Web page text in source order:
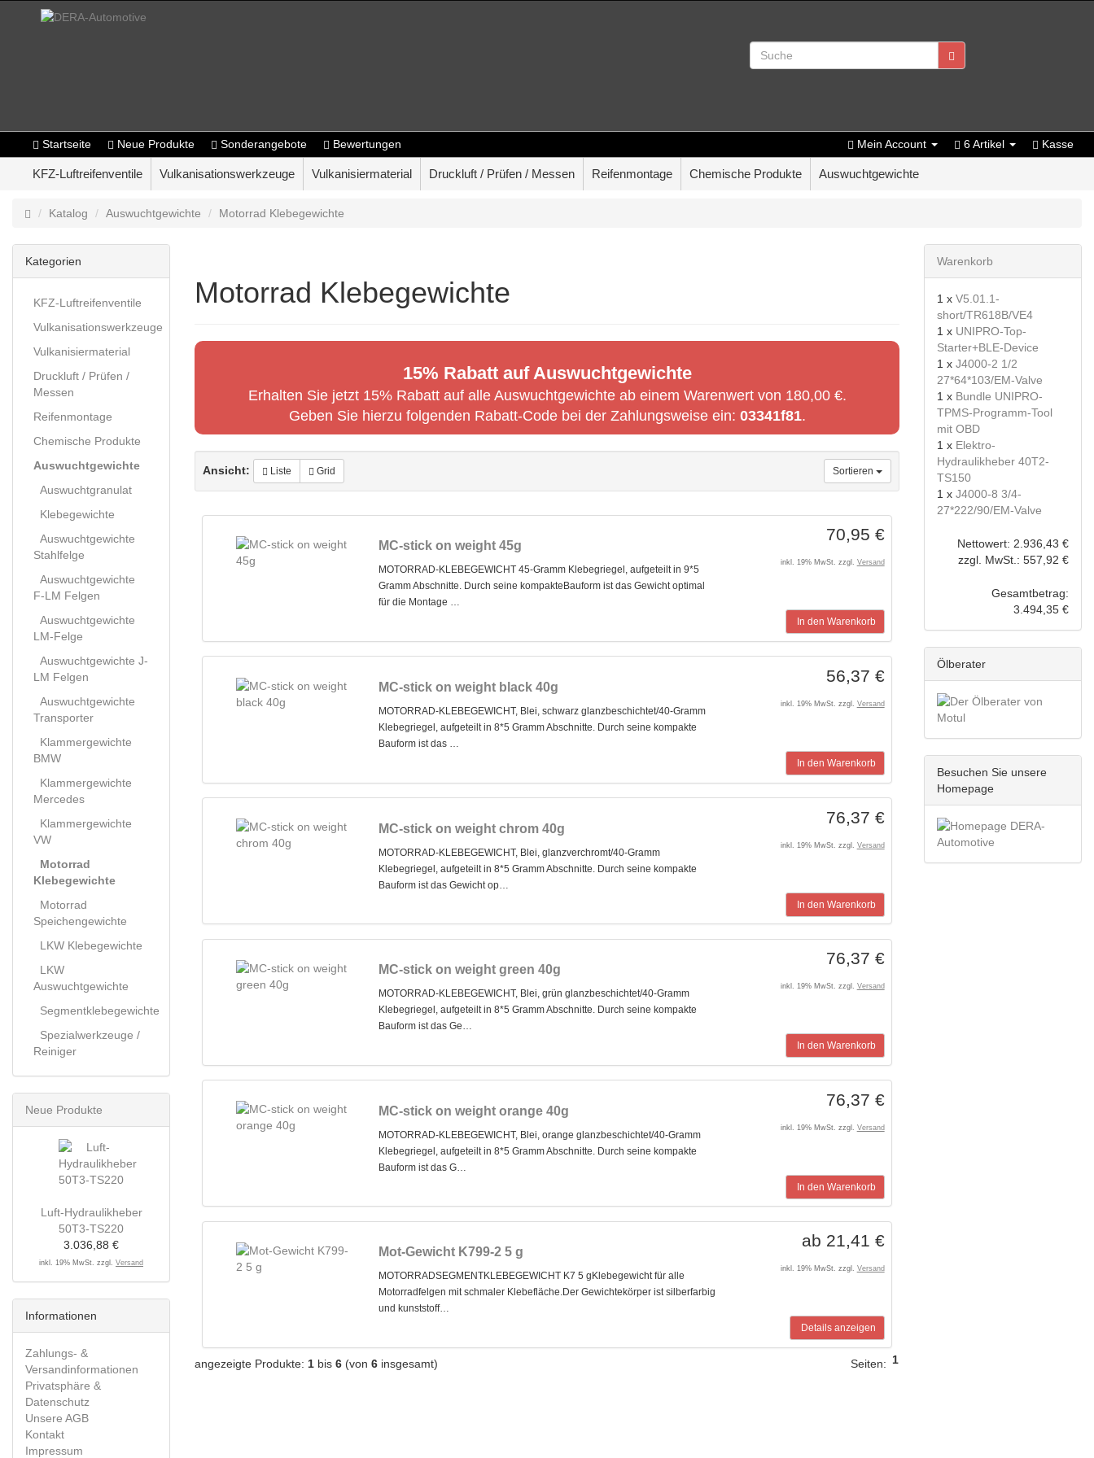
Startseite Neue Produkte Sonderangebote Bewertungen Mein Account 6 Artikel Kasse
KFZ-Luftreifenventile Vulkanisationswerkzeuge Vulkanisiermaterial Druckluft / Prüfen / Messen Reifenmontage Chemische Produkte Auswuchtgewichte
Katalog Auswuchtgewichte Motorrad Klebegewichte
Motorrad Klebegewichte
15% Rabatt auf Auswuchtgewichte
Erhalten Sie jetzt 15% Rabatt auf alle Auswuchtgewichte ab einem Warenwert von 180,00 €.
Geben Sie hierzu folgenden Rabatt-Code bei der Zahlungsweise ein: 03341f81.
Ansicht: Liste Grid Sortieren
MC-stick on weight 45g
MOTORRAD-KLEBEGEWICHT 45-Gramm Klebegriegel, aufgeteilt in 9*5
Gramm Abschnitte. Durch seine kompakteBauform ist das Gewicht optimal
für die Montage …
70,95 €
inkl. 19% MwSt. zzgl. Versand
In den Warenkorb
MC-stick on weight black 40g
MOTORRAD-KLEBEGEWICHT, Blei, schwarz glanzbeschichtet/40-Gramm
Klebegriegel, aufgeteilt in 8*5 Gramm Abschnitte. Durch seine kompakte
Bauform ist das …
56,37 €
inkl. 19% MwSt. zzgl. Versand
In den Warenkorb
MC-stick on weight chrom 40g
MOTORRAD-KLEBEGEWICHT, Blei, glanzverchromt/40-Gramm
Klebegriegel, aufgeteilt in 8*5 Gramm Abschnitte. Durch seine kompakte
Bauform ist das Gewicht op…
76,37 €
inkl. 19% MwSt. zzgl. Versand
In den Warenkorb
MC-stick on weight green 40g
MOTORRAD-KLEBEGEWICHT, Blei, grün glanzbeschichtet/40-Gramm
Klebegriegel, aufgeteilt in 8*5 Gramm Abschnitte. Durch seine kompakte
Bauform ist das Ge…
76,37 €
inkl. 19% MwSt. zzgl. Versand
In den Warenkorb
MC-stick on weight orange 40g
MOTORRAD-KLEBEGEWICHT, Blei, orange glanzbeschichtet/40-Gramm
Klebegriegel, aufgeteilt in 8*5 Gramm Abschnitte. Durch seine kompakte
Bauform ist das G…
76,37 €
inkl. 19% MwSt. zzgl. Versand
In den Warenkorb
Mot-Gewicht K799-2 5 g
MOTORRADSEGMENTKLEBEGEWICHT K7 5 gKlebegewicht für alle
Motorradfelgen mit schmaler Klebefläche.Der Gewichtekörper ist silberfarbig
und kunststoff…
ab 21,41 €
inkl. 19% MwSt. zzgl. Versand
Details anzeigen
angezeigte Produkte: 1 bis 6 (von 6 insgesamt) 1
Seiten:
Kategorien
KFZ-Luftreifenventile
Vulkanisationswerkzeuge
Vulkanisiermaterial
Druckluft / Prüfen /
Messen
Reifenmontage
Chemische Produkte
Auswuchtgewichte
Auswuchtgranulat
Klebegewichte
Auswuchtgewichte
Stahlfelge
Auswuchtgewichte
F-LM Felgen
Auswuchtgewichte
LM-Felge
Auswuchtgewichte J-
LM Felgen
Auswuchtgewichte
Transporter
Klammergewichte
BMW
Klammergewichte
Mercedes
Klammergewichte
VW
Motorrad
Klebegewichte
Motorrad
Speichengewichte
LKW Klebegewichte
LKW
Auswuchtgewichte
Segmentklebegewichte
Spezialwerkzeuge /
Reiniger
Neue Produkte
Luft-Hydraulikheber
50T3-TS220
3.036,88 €
inkl. 19% MwSt. zzgl. Versand
Informationen
Zahlungs- &
Versandinformationen
Privatsphäre &
Datenschutz
Unsere AGB
Kontakt
Impressum
Warenkorb
1 x V5.01.1-
short/TR618B/VE4
1 x UNIPRO-Top-
Starter+BLE-Device
1 x J4000-2 1/2
27*64*103/EM-Valve
1 x Bundle UNIPRO-
TPMS-Programm-Tool
mit OBD
1 x Elektro-
Hydraulikheber 40T2-
TS150
1 x J4000-8 3/4-
27*222/90/EM-Valve
Nettowert: 2.936,43 €
zzgl. MwSt.: 557,92 €
Gesamtbetrag:
3.494,35 €
Ölberater
Besuchen Sie unsere
Homepage